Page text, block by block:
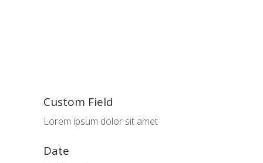
Custom Field
Lorem ipsum dolor sit amet
Date